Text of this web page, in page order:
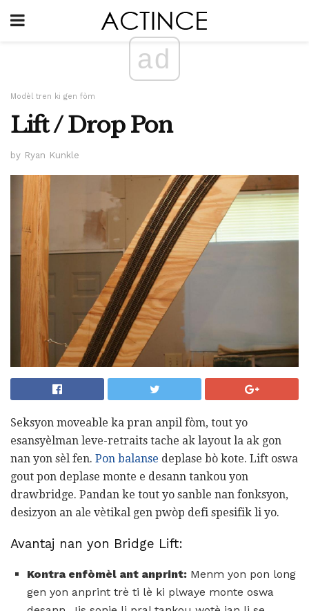
ad
Modèl tren ki gen fòm
Lift / Drop Pon
by Ryan Kunkle
Seksyon moveable ka pran anpil fòm, tout yo
esansyèlman leve-retraits tache ak layout la ak gon
nan yon sèl fen. Pon balanse deplase bò kote. Lift oswa
gout pon deplase monte e desann tankou yon
drawbridge. Pandan ke tout yo sanble nan fonksyon,
desizyon an ale vètikal gen pwòp defi spesifik li yo.
Avantaj nan yon Bridge Lift:
Kontra enfòmèl ant anprint: Menm yon pon long
gen yon anprint trè ti lè ki plwaye monte oswa